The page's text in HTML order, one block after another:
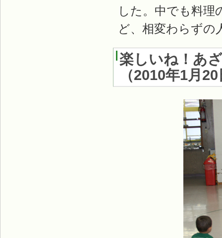
した。中でも料理
ど、相変わらずの
楽しいね！あ
（2010年1月20